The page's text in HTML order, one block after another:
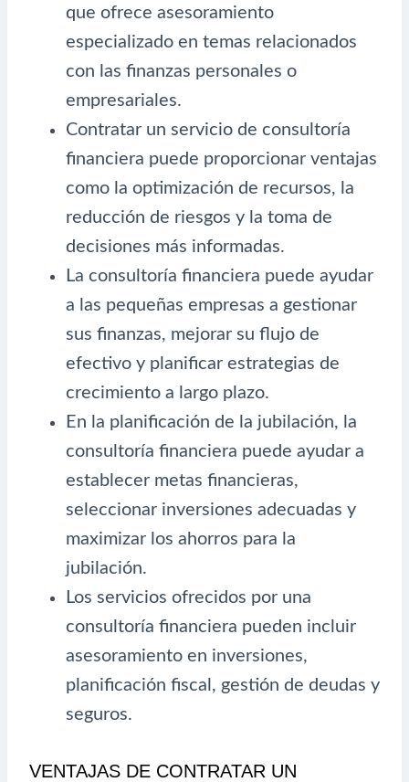
que ofrece asesoramiento
especializado en temas relacionados
con las finanzas personales o
empresariales.
Contratar un servicio de consultoría
financiera puede proporcionar ventajas
como la optimización de recursos, la
reducción de riesgos y la toma de
decisiones más informadas.
La consultoría financiera puede ayudar
a las pequeñas empresas a gestionar
sus finanzas, mejorar su flujo de
efectivo y planificar estrategias de
crecimiento a largo plazo.
En la planificación de la jubilación, la
consultoría financiera puede ayudar a
establecer metas financieras,
seleccionar inversiones adecuadas y
maximizar los ahorros para la
jubilación.
Los servicios ofrecidos por una
consultoría financiera pueden incluir
asesoramiento en inversiones,
planificación fiscal, gestión de deudas y
seguros.
VENTAJAS DE CONTRATAR UN